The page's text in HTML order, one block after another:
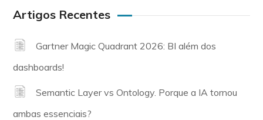
Artigos Recentes
Gartner Magic Quadrant 2026: BI além dos
dashboards!
Semantic Layer vs Ontology. Porque a IA tornou
ambas essenciais?